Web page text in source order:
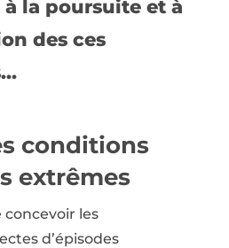
la poursuite et à
des ces
conditions
extrêmes
concevoir les
d’épisodes